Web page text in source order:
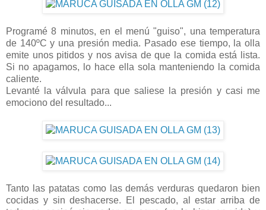
Programé 8 minutos, en el menú "guiso", una temperatura
de 140ºC y una presión media. Pasado ese tiempo, la olla
emite unos pitidos y nos avisa de que la comida está lista.
Si no apagamos, lo hace ella sola manteniendo la comida
caliente.
Levanté la válvula para que saliese la presión y casi me
emociono del resultado...
Tanto las patatas como las demás verduras quedaron bien
cocidas y sin deshacerse. El pescado, al estar arriba de